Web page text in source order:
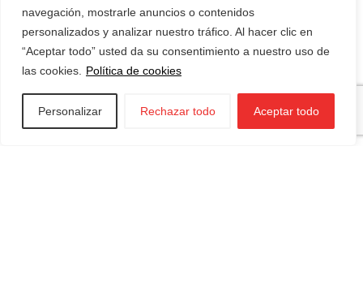
navegación, mostrarle anuncios o contenidos
personalizados y analizar nuestro tráfico. Al hacer clic en
“Aceptar todo” usted da su consentimiento a nuestro uso de
las cookies.
Política de cookies
Personalizar Rechazar todo Aceptar todo
943 85 11 00
Solicitar cita